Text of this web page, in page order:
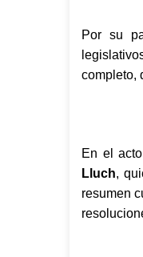
Por su
completo,
En el
Lluch,
resumen